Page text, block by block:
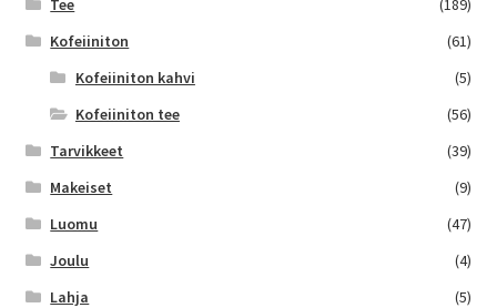
Tee
(189)
Kofeiiniton
(61)
Kofeiiniton kahvi
(5)
Kofeiiniton tee
(56)
Tarvikkeet
(39)
Makeiset
(9)
Luomu
(47)
Joulu
(4)
Lahja
(5)